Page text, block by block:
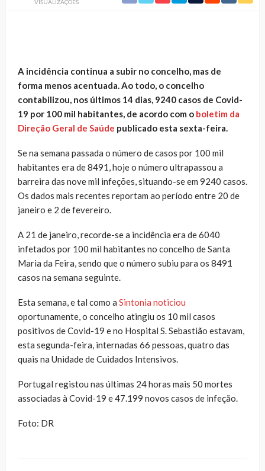
VISUALIZAÇÕES
A incidência continua a subir no concelho, mas de
forma menos acentuada. Ao todo, o concelho
contabilizou, nos últimos 14 dias, 9240 casos de Covid-
19 por 100 mil habitantes, de acordo com o boletim da
Direção Geral de Saúde publicado esta sexta-feira.
Se na semana passada o número de casos por 100 mil
habitantes era de 8491, hoje o número ultrapassou a
barreira das nove mil infeções, situando-se em 9240 casos.
Os dados mais recentes reportam ao período entre 20 de
janeiro e 2 de fevereiro.
A 21 de janeiro, recorde-se a incidência era de 6040
infetados por 100 mil habitantes no concelho de Santa
Maria da Feira, sendo que o número subiu para os 8491
casos na semana seguinte.
Esta semana, e tal como a Sintonia noticiou
oportunamente, o concelho atingiu os 10 mil casos
positivos de Covid-19 e no Hospital S. Sebastião estavam,
esta segunda-feira, internadas 66 pessoas, quatro das
quais na Unidade de Cuidados Intensivos.
Portugal registou nas últimas 24 horas mais 50 mortes
associadas à Covid-19 e 47.199 novos casos de infeção.
Foto: DR